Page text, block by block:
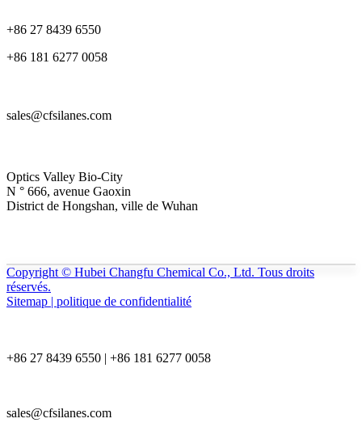
+86 27 8439 6550
+86 181 6277 0058
sales@cfsilanes.com
Optics Valley Bio-City
N ° 666, avenue Gaoxin
District de Hongshan, ville de Wuhan
Copyright © Hubei Changfu Chemical Co., Ltd. Tous droits
réservés.
Sitemap | politique de confidentialité
+86 27 8439 6550 | +86 181 6277 0058
sales@cfsilanes.com